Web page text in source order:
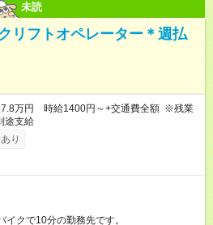
未読
リフトオペレーター＊週払
万円 時給1400円～+交通費全額 ※残業
途支給
り
イクで10分の勤務先です。